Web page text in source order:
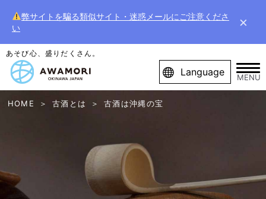
弊サイトを騙る類似サイト・迷惑メールにご注意くださ
い
×
あそび心、盛りだくさん。
Language MENU
HOME 古酒とは 古酒は沖縄の宝